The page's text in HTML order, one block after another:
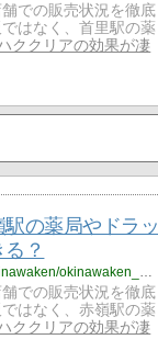
での販売状況を徹底
はなく、首里駅の薬
ククリアの効果が凄
の薬局やドラッ
？
http://www.speed-fp7.org/okinawaken/okinawaken_1/okinawaken_1_skinny10/
での販売状況を徹底
はなく、赤嶺駅の薬
ククリアの効果が凄